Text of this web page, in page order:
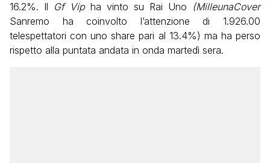
16.2%. Il Gf Vip ha vinto su Rai Uno (MilleunaCover
Sanremo ha coinvolto l’attenzione di 1.926.00
telespettatori con uno share pari al 13.4%) ma ha perso
rispetto alla puntata andata in onda martedì sera.